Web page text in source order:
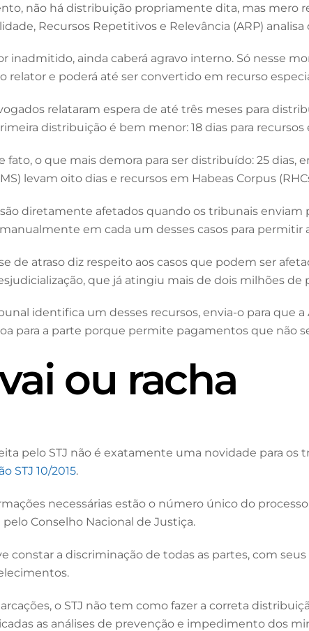
não há distribuição propriamente dita, mas mero
Recursos Repetitivos e Relevância (ARP)
inadmitido, ainda caberá agravo interno. Só nesse
relator e poderá até ser convertido em recurso
relataram espera de até três meses para
distribuição é bem menor: 18 dias para
fato, o que mais demora para ser distribuído: 25 dias,
levam oito dias e recursos em Habeas Corpus
são diretamente afetados quando os tribunais
em cada um desses casos para permitir
de atraso diz respeito aos casos que podem ser
que já atingiu mais de dois milhões de
identifica um desses recursos, envia-o para que a
para a parte porque permite pagamentos que não
ou racha
pelo STJ não é exatamente uma novidade para os
STJ 10/2015.
necessárias estão o número único do
Conselho Nacional de Justiça.
constar a discriminação de todas as partes, com
o STJ não tem como fazer a correta
as análises de prevenção e impedimento dos